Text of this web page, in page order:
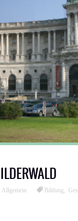
Allgemein Bildung ,